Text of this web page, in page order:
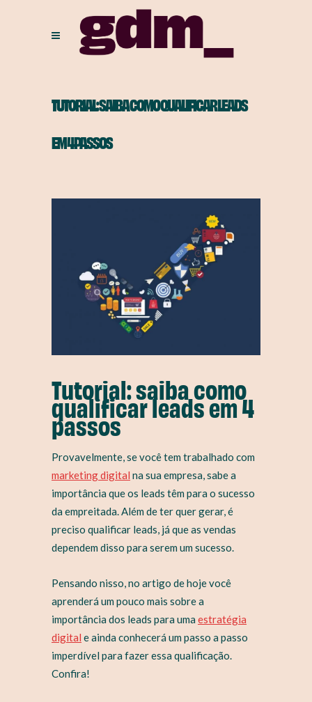
TUTORIAL: SAIBA COMO QUALIFICAR LEADS
EM 4 PASSOS
Tutorial: saiba como
qualificar leads em 4
passos
Provavelmente, se você tem trabalhado com
marketing digital na sua empresa, sabe a
importância que os leads têm para o sucesso
da empreitada. Além de ter quer gerar, é
preciso qualificar leads, já que as vendas
dependem disso para serem um sucesso.
Pensando nisso, no artigo de hoje você
aprenderá um pouco mais sobre a
importância dos leads para uma estratégia
digital e ainda conhecerá um passo a passo
imperdível para fazer essa qualificação.
Confira!